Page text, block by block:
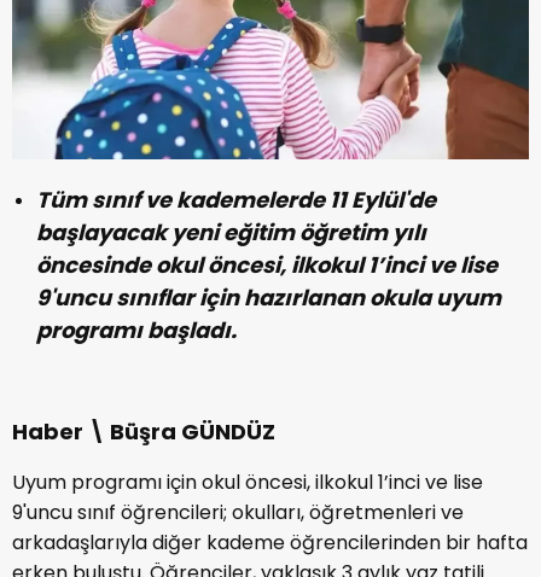
Tüm sınıf ve kademelerde 11 Eylül'de
başlayacak yeni eğitim öğretim yılı
öncesinde okul öncesi, ilkokul 1’inci ve lise
9'uncu sınıflar için hazırlanan okula uyum
programı başladı.
Haber \ Büşra GÜNDÜZ
Uyum programı için okul öncesi, ilkokul 1’inci ve lise
9'uncu sınıf öğrencileri; okulları, öğretmenleri ve
arkadaşlarıyla diğer kademe öğrencilerinden bir hafta